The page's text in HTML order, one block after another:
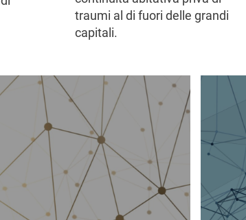
traumi al di fuori delle grandi
capitali.
Immagine